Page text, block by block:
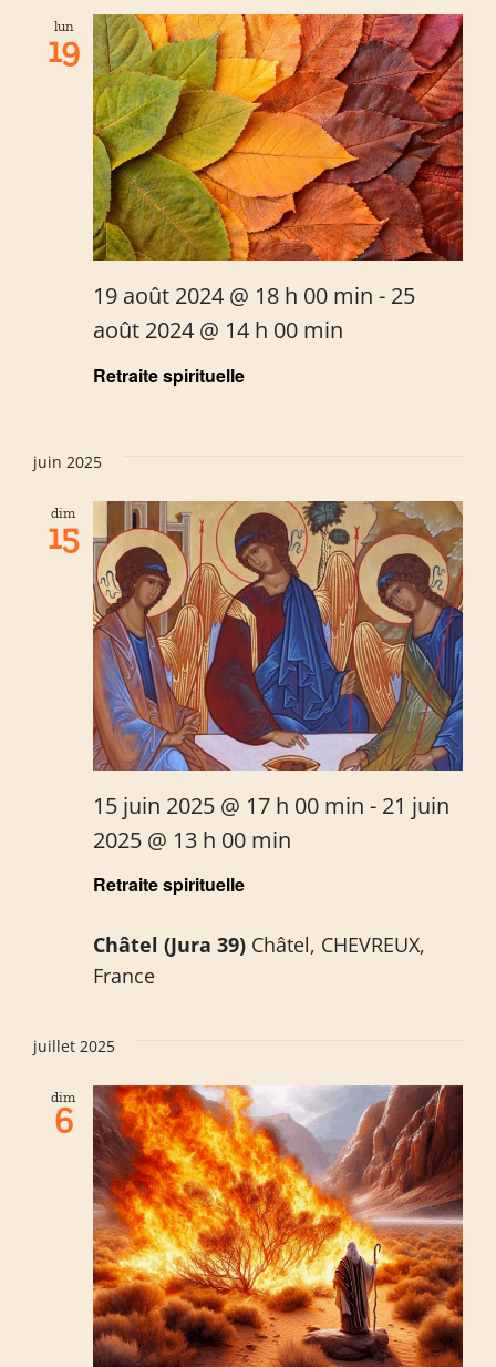
lun
19
Retraite spirituelle
19 août 2024 @ 18 h 00 min - 25
août 2024 @ 14 h 00 min
juin 2025
dim
15
Retraite spirituelle
15 juin 2025 @ 17 h 00 min - 21 juin
2025 @ 13 h 00 min
Châtel (Jura 39) Châtel, CHEVREUX,
France
juillet 2025
dim
6